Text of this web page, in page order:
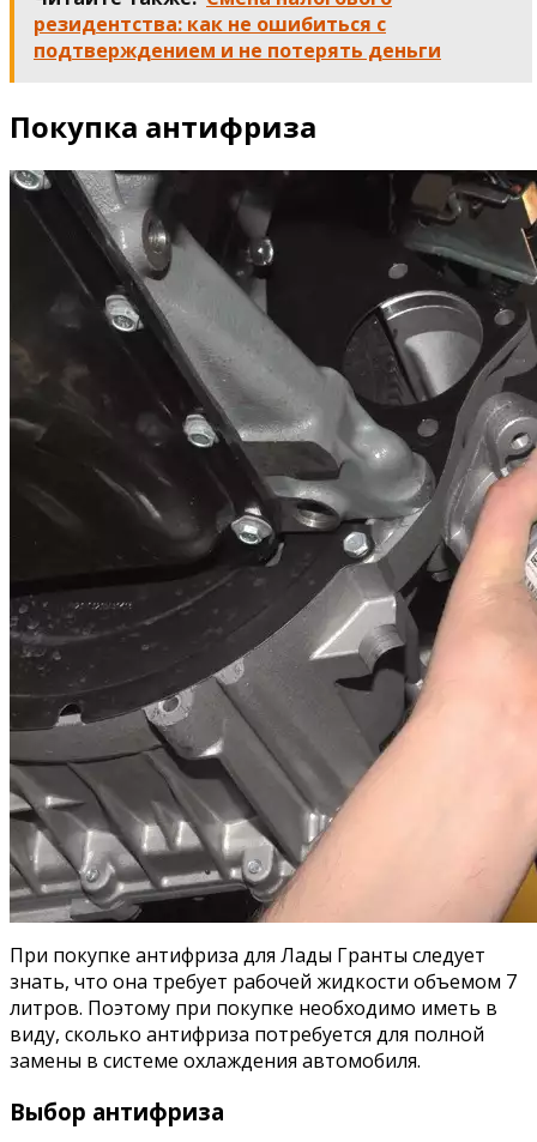
резидентства: как не ошибиться с
подтверждением и не потерять деньги
Покупка антифриза
При покупке антифриза для Лады Гранты следует
знать, что она требует рабочей жидкости объемом 7
литров. Поэтому при покупке необходимо иметь в
виду, сколько антифриза потребуется для полной
замены в системе охлаждения автомобиля.
Выбор антифриза